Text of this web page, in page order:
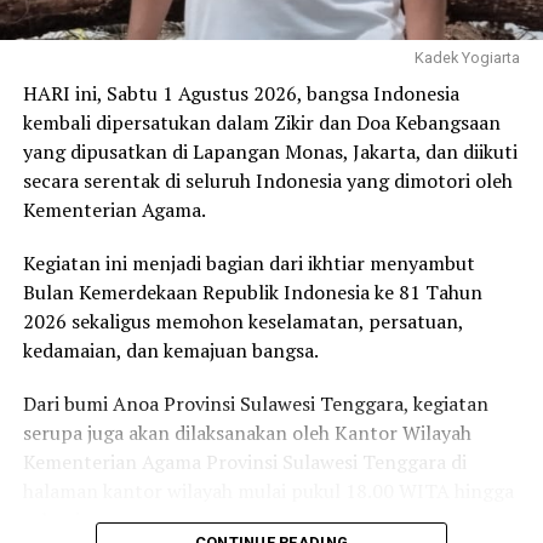
Pada hari terakhir, tiga nama menyusul, yakni Dr.
Muliddin, S.Si., M.Si (FMIPA), Dr. Herman, S.H., LL.M.
(Plt Rektor), serta Prof. Dr. Yusuf Sabilu, M.Si. FKM).
Sebelas nama tersebut merepresentasikan hampir
seluruh kekuatan akademik utama UHO: kesehatan,
farmasi, matematika dan sains, hukum, pendidikan,
Mereka mungkin berbeda dalam pendekatan dan
strategi, tetapi tujuan mereka pada dasarnya sama.
Membawa UHO menjadi universitas yang semakin
unggul.
Persaingan perguruan tinggi hari ini jauh berbeda
dibanding satu dekade lalu. Jika dahulu kampus
berlomba membangun gedung dan membuka program
Kadek Yogiarta
HARI ini, Sabtu 1 Agustus 2026, bangsa Indonesia
kembali dipersatukan dalam Zikir dan Doa Kebangsaan
yang dipusatkan di Lapangan Monas, Jakarta, dan diikuti
secara serentak di seluruh Indonesia yang dimotori oleh
Kementerian Agama.
Kegiatan ini menjadi bagian dari ikhtiar menyambut
Bulan Kemerdekaan Republik Indonesia ke 81 Tahun
2026 sekaligus memohon keselamatan, persatuan,
kedamaian, dan kemajuan bangsa.
Dari bumi Anoa Provinsi Sulawesi Tenggara, kegiatan
serupa juga akan dilaksanakan oleh Kantor Wilayah
Kementerian Agama Provinsi Sulawesi Tenggara di